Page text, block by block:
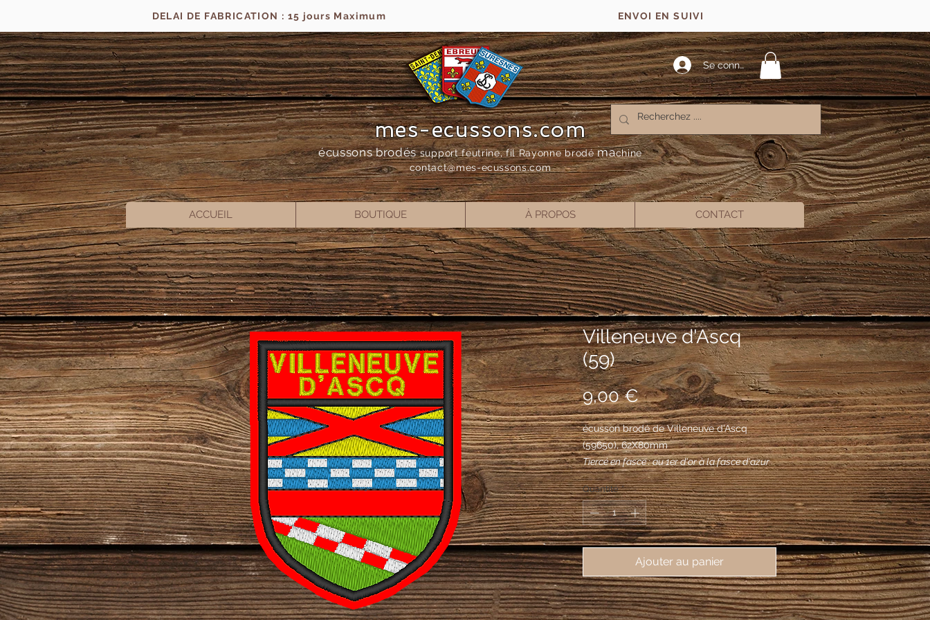
DELAI DE FABRICATION : 15 jours Maximum ENVOI EN SUIVI
Se connecter
mes-ecussons.com
écussons brodés support feutrine, fil Rayonne brodémachine
contact@mes-ecussons.com
ACCUEIL BOUTIQUE À PROPOS CONTACT
Villeneuve d'Ascq
(59)
9,00 €Prix
écusson brodé de Villeneuve d'Ascq
(59650), 62X80mm
Tiercé en fasce : au 1er d'or à la fasce d'azur
et au sautoir de gueules brochant sur le tout,
au 2e coupé au I échiqueté d'argent et d'azur
de trois tires et au II de gueules, au 3e de
sinople à la bande échiquetée d'argent et de
gueules de deux tires.
Quantité *
Ajouter au panier